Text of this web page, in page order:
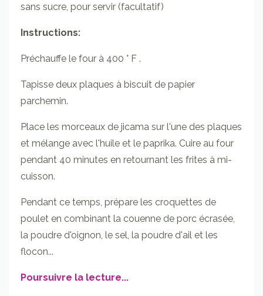
sans sucre, pour servir (facultatif)
Instructions:
Préchauffe le four à 400 ° F .
Tapisse deux plaques à biscuit de papier
parchemin.
Place les morceaux de jicama sur l'une des plaques
et mélange avec l'huile et le paprika. Cuire au four
pendant 40 minutes en retournant les frites à mi-
cuisson.
Pendant ce temps, prépare les croquettes de
poulet en combinant la couenne de porc écrasée,
la poudre d'oignon, le sel, la poudre d'ail et les
flocon...
Poursuivre la lecture...